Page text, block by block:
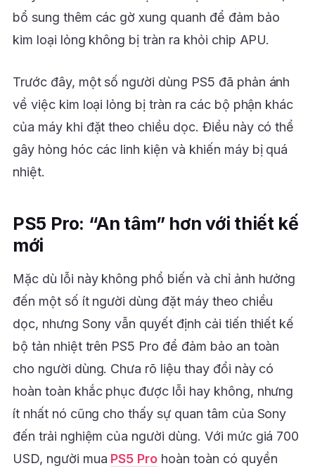
bổ sung thêm các gờ xung quanh để đảm bảo
kim loại lỏng không bị tràn ra khỏi chip APU.
Trước đây, một số người dùng PS5 đã phản ánh
về việc kim loại lỏng bị tràn ra các bộ phận khác
của máy khi đặt theo chiều dọc. Điều này có thể
gây hỏng hóc các linh kiện và khiến máy bị quá
nhiệt.
PS5 Pro: “An tâm” hơn với thiết kế
mới
Mặc dù lỗi này không phổ biến và chỉ ảnh hưởng
đến một số ít người dùng đặt máy theo chiều
dọc, nhưng Sony vẫn quyết định cải tiến thiết kế
bộ tản nhiệt trên PS5 Pro để đảm bảo an toàn
cho người dùng. Chưa rõ liệu thay đổi này có
hoàn toàn khắc phục được lỗi hay không, nhưng
ít nhất nó cũng cho thấy sự quan tâm của Sony
đến trải nghiệm của người dùng. Với mức giá 700
USD, người mua PS5 Pro hoàn toàn có quyền